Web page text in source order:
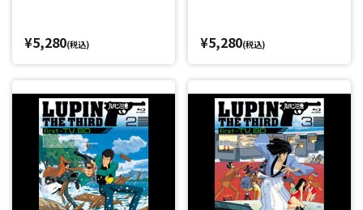
¥5,280(税込) ¥5,280(税込)